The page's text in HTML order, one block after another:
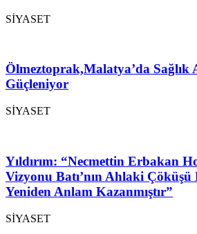
SİYASET
Ölmeztoprak,Malatya’da Sağlık
Güçleniyor
SİYASET
Yıldırım: “Necmettin Erbakan
Vizyonu Batı’nın Ahlaki Çöküşü
Yeniden Anlam Kazanmıştır”
SİYASET